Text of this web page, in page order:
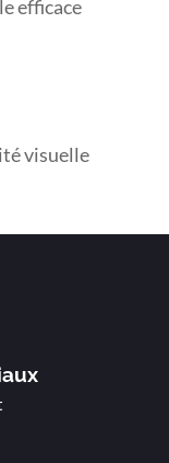
efficace
visuelle